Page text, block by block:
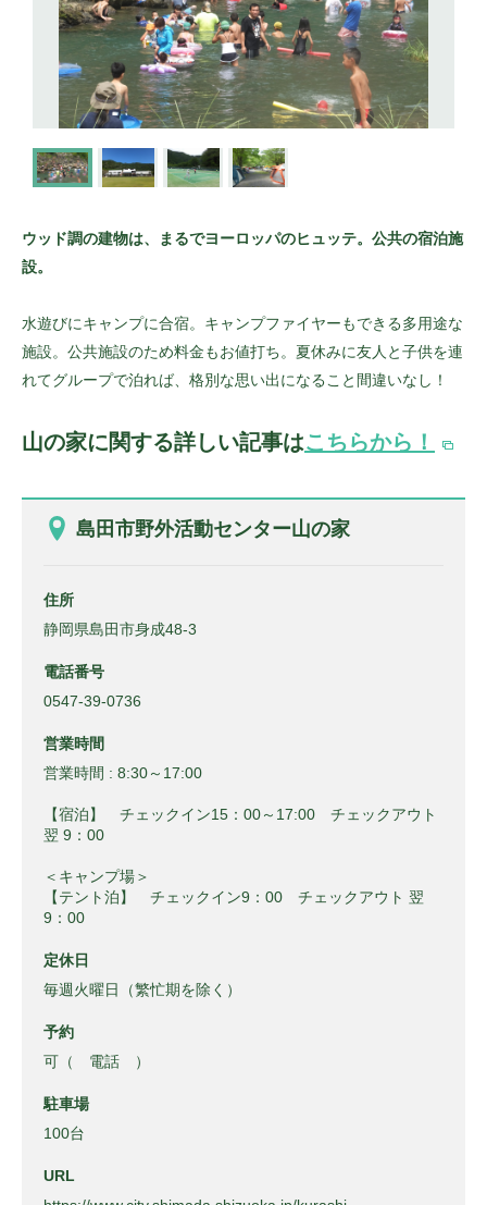
ウッド調の建物は、まるでヨーロッパのヒュッテ。公共の宿泊施
設。
水遊びにキャンプに合宿。キャンプファイヤーもできる多用途な
施設。公共施設のため料金もお値打ち。夏休みに友人と子供を連
れてグループで泊れば、格別な思い出になること間違いなし！
山の家に関する詳しい記事はこちらから！
島田市野外活動センター山の家
住所
静岡県島田市身成48-3
電話番号
0547-39-0736
営業時間
営業時間 : 8:30～17:00
【宿泊】 チェックイン15：00～17:00 チェックアウト
翌 9：00
＜キャンプ場＞
【テント泊】 チェックイン9：00 チェックアウト 翌
9：00
定休日
毎週火曜日（繁忙期を除く）
予約
可（ 電話 ）
駐車場
100台
URL